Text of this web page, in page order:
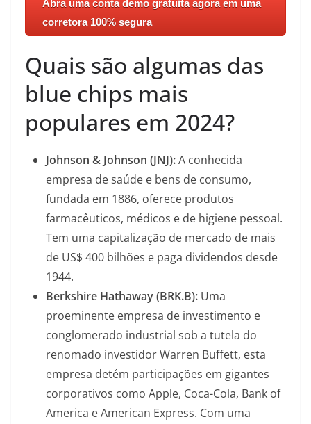
Abra uma conta demo gratuita agora em uma
corretora 100% segura
Quais são algumas das
blue chips mais
populares em 2024?
Johnson & Johnson (JNJ):A conhecida
empresa de saúde e bens de consumo,
fundada em 1886, oferece produtos
farmacêuticos, médicos e de higiene pessoal.
Tem uma capitalização de mercado de mais
de US$ 400 bilhões e paga dividendos desde
1944.
Berkshire Hathaway (BRK.B): Uma
proeminente empresa de investimento e
conglomerado industrial sob a tutela do
renomado investidor Warren Buffett, esta
empresa detém participações em gigantes
corporativos como Apple, Coca-Cola, Bank of
America e American Express. Com uma